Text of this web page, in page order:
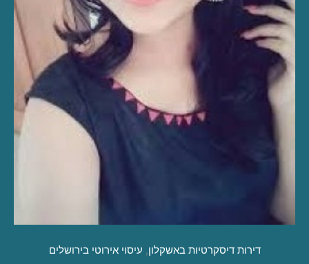
דירות דיסקרטיות באשקלון, עיסוי אירוטי בירושלים